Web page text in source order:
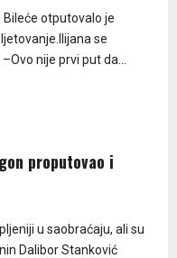
otputovalo je
se
nije prvi put da...
proputovao i
u saobraćaju, ali su
Dalibor Stanković